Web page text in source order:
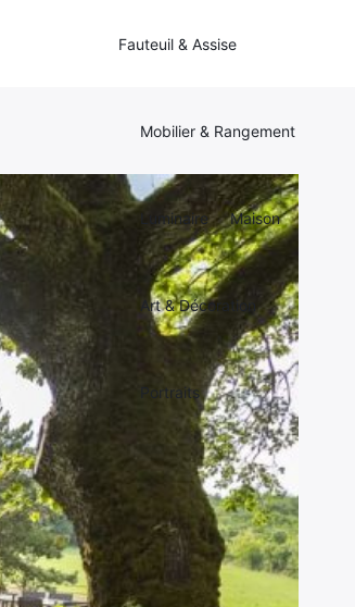
Fauteuil & Assise
Mobilier & Rangement
Luminaire Maison
Art & Décoration
Portraits